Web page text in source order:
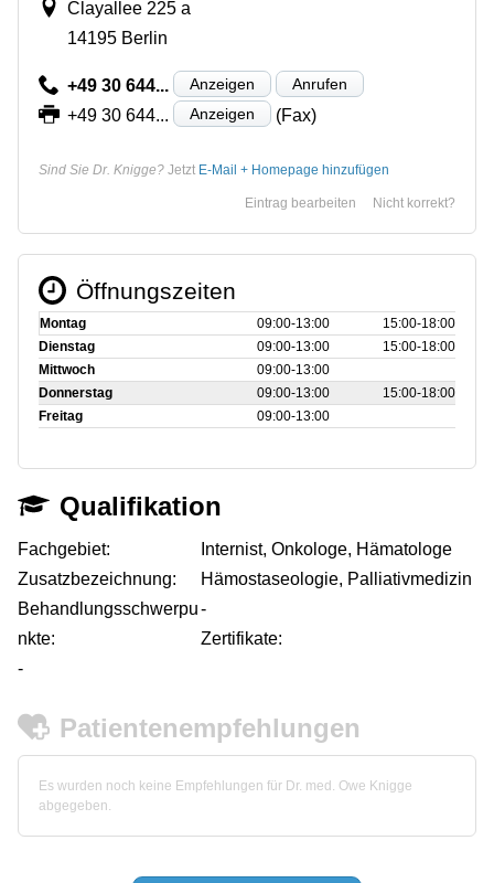
Clayallee 225 a
14195 Berlin
+49 30 644... Anzeigen Anrufen
+49 30 644... Anzeigen (Fax)
Sind Sie Dr. Knigge? Jetzt E-Mail + Homepage hinzufügen
Nicht korrekt?
Eintrag bearbeiten
Öffnungszeiten
Montag 09:00‑13:00
15:00‑18:00
Dienstag
09:00‑13:00
15:00‑18:00
Mittwoch
09:00‑13:00
Donnerstag
09:00‑13:00
15:00‑18:00
Freitag
09:00‑13:00
Qualifikation
Fachgebiet:
Internist, Onkologe, Hämatologe
Zusatzbezeichnung:
Hämostaseologie, Palliativmedizin
Behandlungsschwerpu
nkte:
-
Zertifikate:
-
Patientenempfehlungen
Es wurden noch keine Empfehlungen für Dr. med. Owe Knigge
abgegeben.